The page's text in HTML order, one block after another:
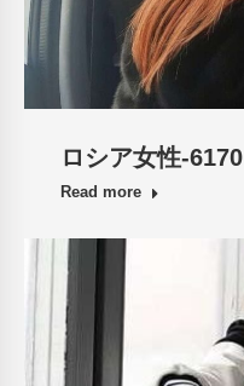
ロシア女性-6170
Read more